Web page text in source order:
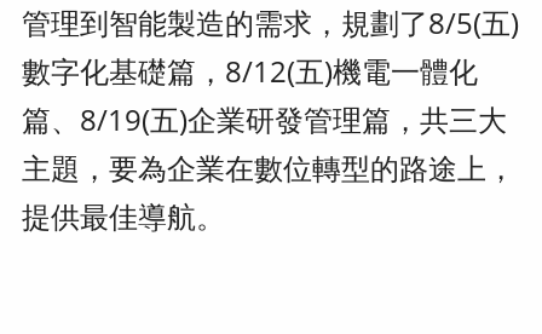
管理到智能製造的需求，規劃了8/5(五)
數字化基礎篇，8/12(五)機電一體化
篇、8/19(五)企業研發管理篇，共三大
主題，要為企業在數位轉型的路途上，
提供最佳導航。